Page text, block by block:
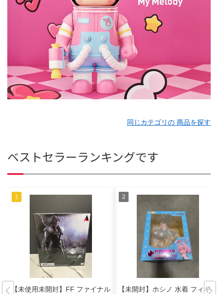
同じカテゴリの 商品を探す
ベストセラーランキングです
【未使用未開封】FF ファイナル 【未開封】ホシノ 水着 フィギュ